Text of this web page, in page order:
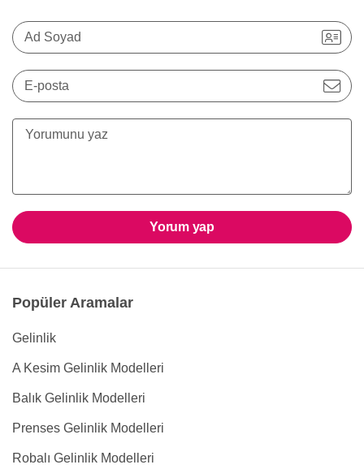
Ad Soyad
E-posta
Yorum yap
Popüler Aramalar
Gelinlik
A Kesim Gelinlik Modelleri
Balık Gelinlik Modelleri
Prenses Gelinlik Modelleri
Robalı Gelinlik Modelleri